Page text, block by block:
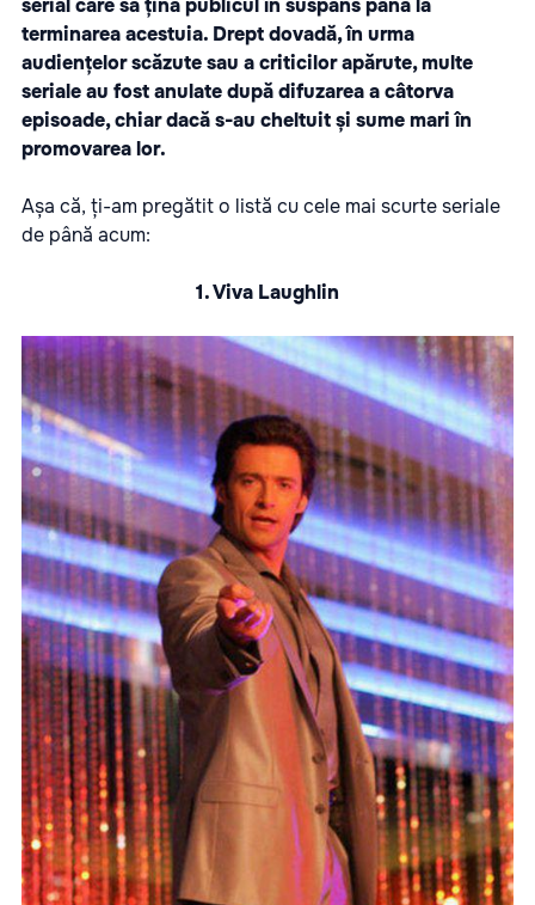
serial care să țină publicul în suspans până la
terminarea acestuia. Drept dovadă, în urma
audiențelor scăzute sau a criticilor apărute, multe
seriale au fost anulate după difuzarea a câtorva
episoade, chiar dacă s-au cheltuit și sume mari în
promovarea lor.
Așa că, ți-am pregătit o listă cu cele mai scurte seriale
de până acum:
1. Viva Laughlin